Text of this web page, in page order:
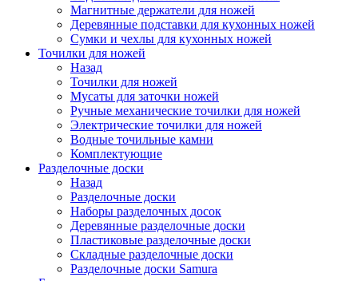
Магнитные держатели для ножей
Деревянные подставки для кухонных ножей
Сумки и чехлы для кухонных ножей
Точилки для ножей
Назад
Точилки для ножей
Мусаты для заточки ножей
Ручные механические точилки для ножей
Электрические точилки для ножей
Водные точильные камни
Комплектующие
Разделочные доски
Назад
Разделочные доски
Наборы разделочных досок
Деревянные разделочные доски
Пластиковые разделочные доски
Складные разделочные доски
Разделочные доски Samura